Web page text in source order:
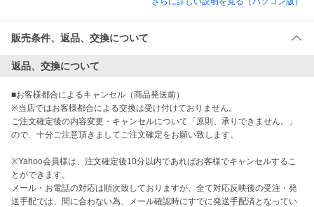
販売条件、返品、交換について
返品、交換について
■お客様都合によるキャンセル（商品発送前）
※当店ではお客様都合による交換は受け付けておりません。
ご注文確定後の内容変更・キャンセルについて「原則、承りできません。」
ので、十分ご注意頂きましてご注文確定をお願い致します。
※Yahoo会員様は、注文確定後10分以内であればお客様でキャンセルするこ
とができます。
メール・お電話の対応は順次致しておりますが、全て対応反映後の受注・発
送手配では、間に合わない為、メール確認時にすでに発送手配済となってい